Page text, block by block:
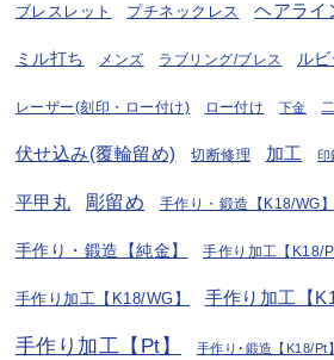
ブレスレット プチネックレス ヘアライ
ミル打ち メンズ ラブリング/ブレス ルビ
レーザー(刻印・ロー付け) ロー付け 下金
伏せ込み(覆輪留め) 切断修理 加工 印
平甲丸 彫留め 手作り・鍛造【K18/WG】
手作り・鍛造【純金】 手作り加工【K18/Pt
手作り加工【K18/WG】 手作り加工【
手作り加工【Pt】 手作り･鍛造【K18/Pt】